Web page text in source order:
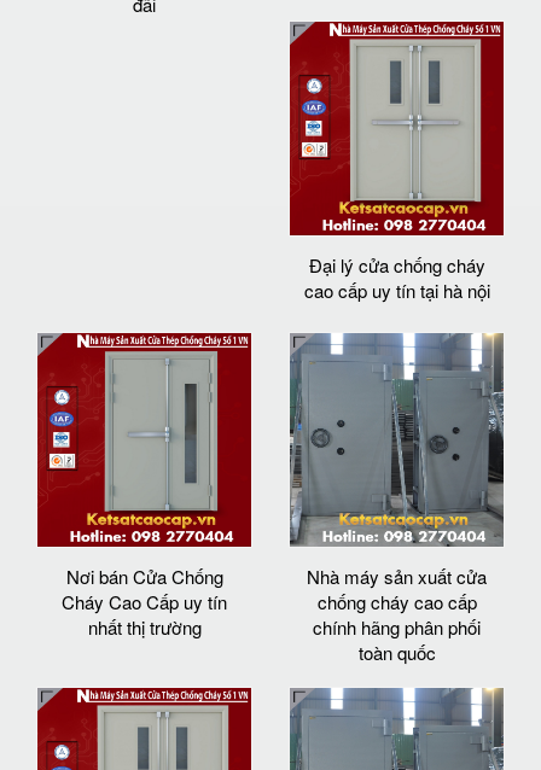
Đại lý cửa chống cháy
cao cấp uy tín tại hà nội
Nơi bán Cửa Chống
Cháy Cao Cấp uy tín
nhất thị trường
Nhà máy sản xuất cửa
chống cháy cao cấp
chính hãng phân phối
toàn quốc